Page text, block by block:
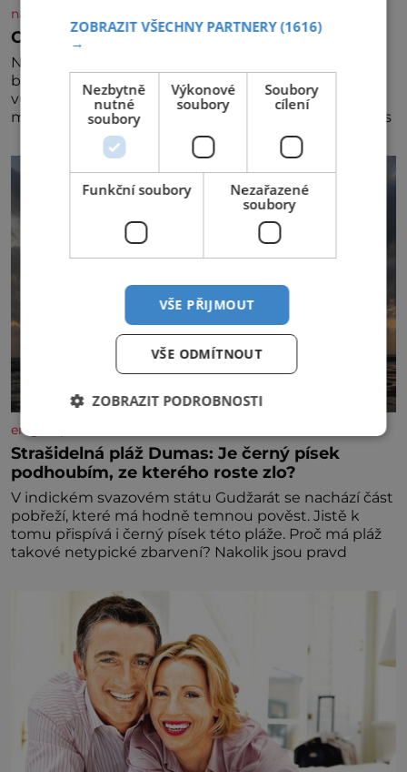
nasehvezdy.cz
Osamělá herečka Syslová všechno vzdala?
Nedávno se povídalo, že má Dana Syslová (80)
blízkého přítele, který je jí oporou. Ale je to ještě
vůbec pravda? V posledních dnech čím dál častěji
mluví o svém odchodu. Dohnala ji snad samota? Půs
enigmaplus.cz
Strašidelná pláž Dumas: Je černý písek
podhoubím, ze kterého roste zlo?
V indickém svazovém státu Gudžarát se nachází část
pobřeží, které má hodně temnou pověst. Jistě k
tomu přispívá i černý písek této pláže. Proč má pláž
takové netypické zbarvení? Nakolik jsou pravd
ZOBRAZIT VŠECHNY PARTNERY(1616)
→
Nezbytně
nutné
soubory
Výkonové
soubory
Soubory
cílení
Funkční soubory
Nezařazené
soubory
VŠE PŘIJMOUT
VŠE ODMÍTNOUT
ZOBRAZIT PODROBNOSTI